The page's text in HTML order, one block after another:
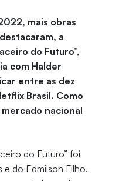
mais obras
a
do Futuro”,
com Halder
entre as dez
Brasil. Como
nacional
do Futuro” foi
do Edmilson Filho.